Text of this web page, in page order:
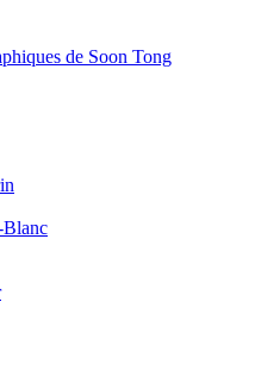
de Soon Tong